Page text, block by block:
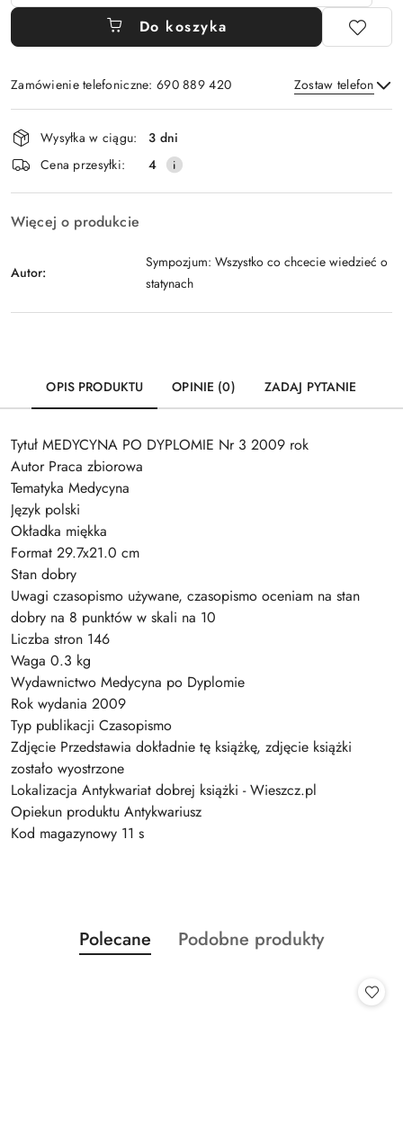
Do koszyka
Zamówienie telefoniczne: 690 889 420 Zostaw telefon
Wyślij
Dostępność
i
dostawa
Wysyłka w ciągu:
3 dni
Cena przesyłki:
4
Więcej o produkcie
Autor:
Sympozjum: Wszystko co chcecie wiedzieć o
statynach
OPIS PRODUKTU OPINIE (0) ZADAJ PYTANIE
Tytuł MEDYCYNA PO DYPLOMIE Nr 3 2009 rok
Autor Praca zbiorowa
Tematyka Medycyna
Język polski
Okładka miękka
Format 29.7x21.0 cm
Stan dobry
Uwagi czasopismo używane, czasopismo oceniam na stan
dobry na 8 punktów w skali na 10
Liczba stron 146
Waga 0.3 kg
Wydawnictwo Medycyna po Dyplomie
Rok wydania 2009
Typ publikacji Czasopismo
Zdjęcie Przedstawia dokładnie tę książkę, zdjęcie książki
zostało wyostrzone
Lokalizacja Antykwariat dobrej książki - Wieszcz.pl
Opiekun produktu Antykwariusz
Kod magazynowy 11 s
Pomiń karuzelę produktów
Produkty
o
Polecane
Produkty
Podobne produkty